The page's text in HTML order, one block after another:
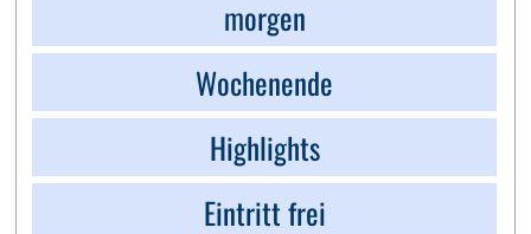
morgen
Wochenende
Highlights
Eintritt frei